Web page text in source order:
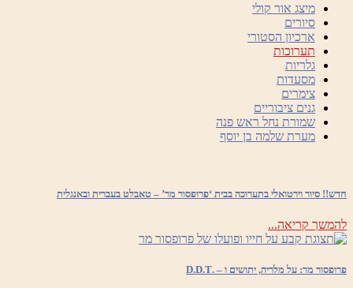
מיצג אור קולי
סיורים
ארכיון הסטורי
תערוכות
גלריות
מסעדות
צימרים
גנים ציבוריים
שמורת נחל ראש פנה
מערת שלמה בן יוסף
חדש!! סיור וירטואלי בתערוכה בבית ‘פרופסור מר’ – טאבלט בעברית ובאנגלית
להמשך קריאה...
פרופסור מר: על מלריה, יתושים ו – .D.D.T